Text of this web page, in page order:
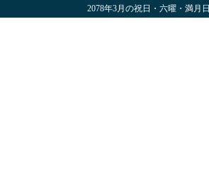
2078年3月の祝日・六曜・満月日